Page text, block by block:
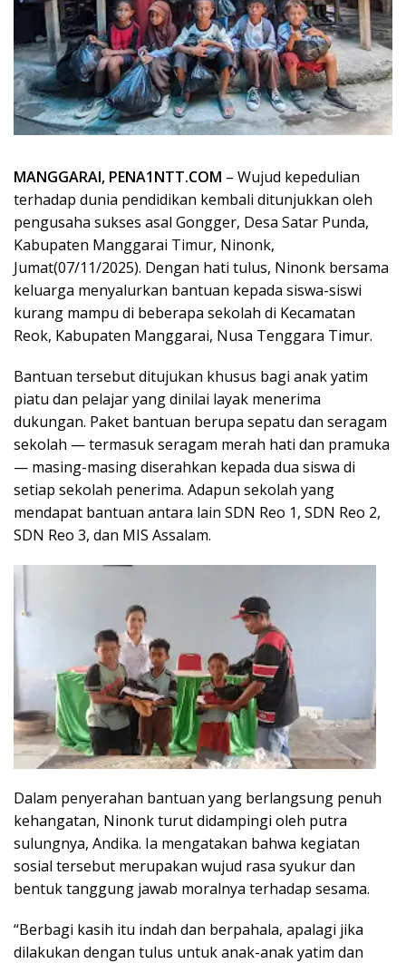
MANGGARAI, PENA1NTT.COM – Wujud kepedulian
terhadap dunia pendidikan kembali ditunjukkan oleh
pengusaha sukses asal Gongger, Desa Satar Punda,
Kabupaten Manggarai Timur, Ninonk,
Jumat(07/11/2025). Dengan hati tulus, Ninonk bersama
keluarga menyalurkan bantuan kepada siswa-siswi
kurang mampu di beberapa sekolah di Kecamatan
Reok, Kabupaten Manggarai, Nusa Tenggara Timur.
Bantuan tersebut ditujukan khusus bagi anak yatim
piatu dan pelajar yang dinilai layak menerima
dukungan. Paket bantuan berupa sepatu dan seragam
sekolah — termasuk seragam merah hati dan pramuka
— masing-masing diserahkan kepada dua siswa di
setiap sekolah penerima. Adapun sekolah yang
mendapat bantuan antara lain SDN Reo 1, SDN Reo 2,
SDN Reo 3, dan MIS Assalam.
Dalam penyerahan bantuan yang berlangsung penuh
kehangatan, Ninonk turut didampingi oleh putra
sulungnya, Andika. Ia mengatakan bahwa kegiatan
sosial tersebut merupakan wujud rasa syukur dan
bentuk tanggung jawab moralnya terhadap sesama.
“Berbagi kasih itu indah dan berpahala, apalagi jika
dilakukan dengan tulus untuk anak-anak yatim dan